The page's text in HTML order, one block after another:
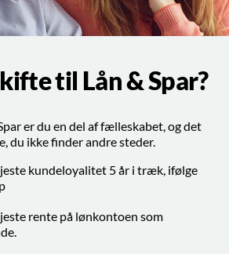
til Lån & Spar?
er du en del af fælleskabet, og det
du ikke finder andre steder.
kundeloyalitet 5 år i træk, ifølge
rente på lønkontoen som